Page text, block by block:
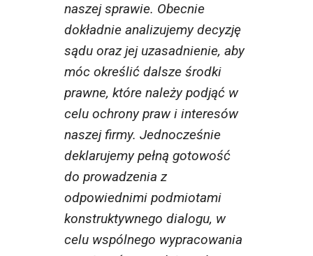
naszej sprawie. Obecnie
dokładnie analizujemy decyzję
sądu oraz jej uzasadnienie, aby
móc określić dalsze środki
prawne, które należy podjąć w
celu ochrony praw i interesów
naszej firmy. Jednocześnie
deklarujemy pełną gotowość
do prowadzenia z
odpowiednimi podmiotami
konstruktywnego dialogu, w
celu wspólnego wypracowania